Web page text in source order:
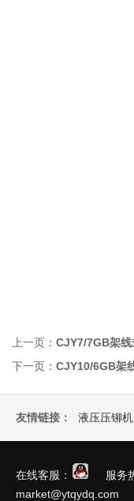
上一页： CJY7/7GB架
下一页： CJY10/6GB架
友情链接： 液压压铆机
在线客服：
服务
market@ytqydq.com